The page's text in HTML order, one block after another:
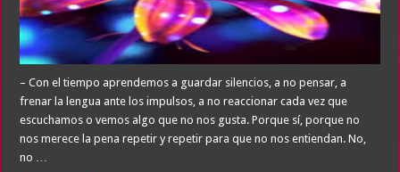
– Con el tiempo aprendemos a guardar silencios, a no pensar, a
frenar la lengua ante los impulsos, a no reaccionar cada vez que
escuchamos o vemos algo que no nos gusta. Porque sí, porque no
nos merece la pena repetir y repetir para que no nos entiendan. No,
no …